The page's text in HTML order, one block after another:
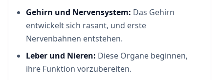
Gehirn und Nervensystem: Das Gehirn
entwickelt sich rasant, und erste
Nervenbahnen entstehen.
Leber und Nieren: Diese Organe beginnen,
ihre Funktion vorzubereiten.